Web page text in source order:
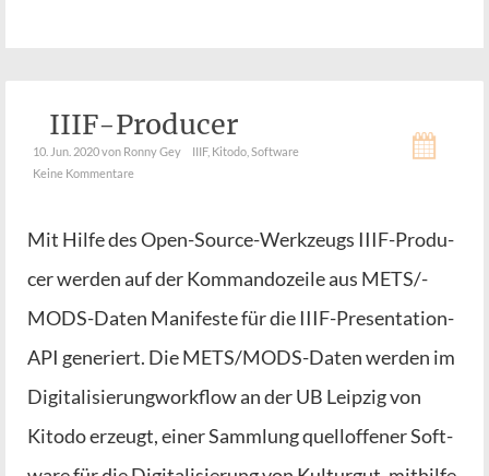
IIIF-Producer
10. Jun. 2020von Ronny Gey IIIF, Kitodo Software
Keine Kommentare
Mit Hil­fe des Open-Source-Wer­k­­zeugs IIIF-Pro­­du­­
cer wer­den auf der Kom­man­do­zei­le aus METS/­
MODS-Daten Mani­fes­te für die IIIF-Pre­­sen­­ta­­ti­on-
API gene­riert. Die METS/­­MODS-Daten wer­den im
Digi­ta­li­sie­rung­work­flow an der UB Leip­zig von
Kito­do erzeugt, einer Samm­lung quell­of­fe­ner Soft­